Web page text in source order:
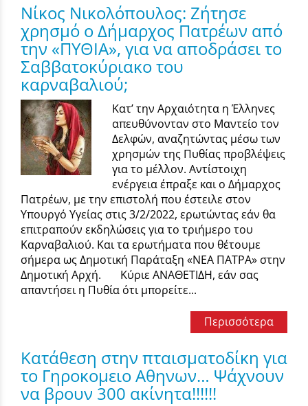
Νίκος Νικολόπουλος: Ζήτησε
χρησμό ο Δήμαρχος Πατρέων από
την «ΠΥΘΙΑ», για να αποδράσει το
Σαββατοκύριακο του
καρναβαλιού;
Κατ’ την Αρχαιότητα η Έλληνες
απευθύνονταν στο Μαντείο τον
Δελφών, αναζητώντας μέσω των
χρησμών της Πυθίας προβλέψεις
για το μέλλον. Αντίστοιχη
ενέργεια έπραξε και ο Δήμαρχος
Πατρέων, με την επιστολή που έστειλε στον
Υπουργό Υγείας στις 3/2/2022, ερωτώντας εάν θα
επιτραπούν εκδηλώσεις για το τριήμερο του
Καρναβαλιού. Και τα ερωτήματα που θέτουμε
σήμερα ως Δημοτική Παράταξη «ΝΕΑ ΠΑΤΡΑ» στην
Δημοτική Αρχή. Κύριε ΑΝΑΘΕΤΙΔΗ, εάν σας
απαντήσει η Πυθία ότι μπορείτε...
Περισσότερα
Κατάθεση στην πταισματοδίκη για
το Γηροκομειο Αθηνων… Ψάχνουν
να βρουν 300 ακίνητα!!!!!!